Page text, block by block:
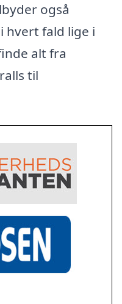
også
hvert fald lige i
alt fra
til